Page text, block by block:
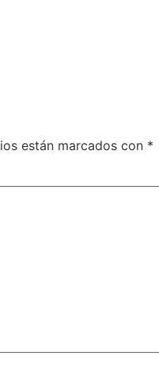
están marcados con *